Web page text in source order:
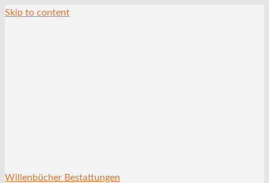
Skip to content
Willenbücher Bestattungen